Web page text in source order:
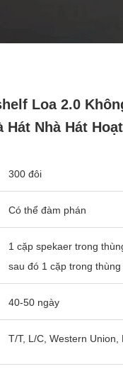
Loa 2.0
Hát Nhà Hát
300 đôi
Có thể đàm phán
1 cặp spekaer trong
sau đó 1 cặp trong thùng
40-50 ngày
T/T, L/C, Western Union,